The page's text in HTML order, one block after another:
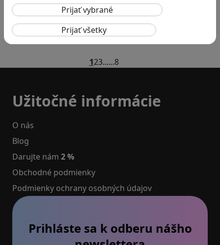
Chceli by ste vaše deti oboznámiť s
123......8
Užitočné informácie
O nás
Blog
Darujte nám 2 %
Obchodné podmienky
Podmienky ochrany osobných údajov
Prihláste sa k odberu nášho